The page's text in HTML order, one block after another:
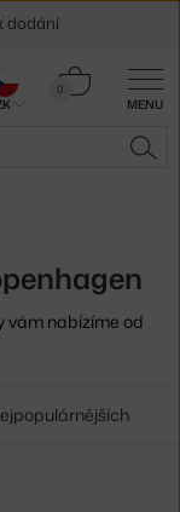
MENU
0
Košík
vám nabízíme od
dodání